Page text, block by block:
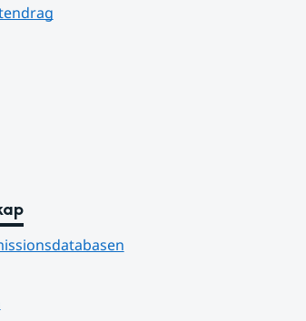
till annan webbplats.